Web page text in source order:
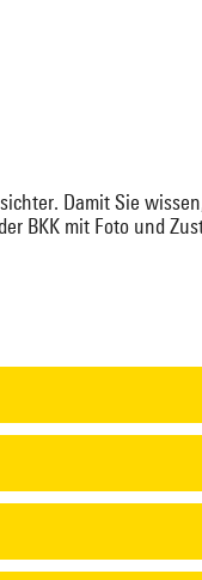
Damit Sie
BKK mit Foto und